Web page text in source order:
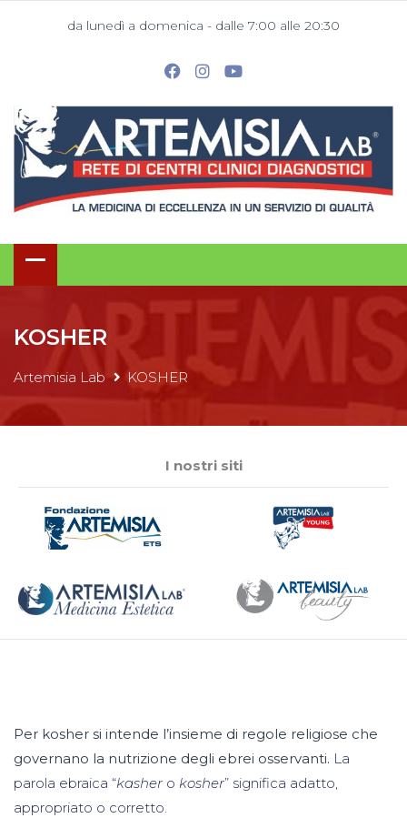
da lunedì a domenica - dalle 7:00 alle 20:30
KOSHER
Artemisia Lab KOSHER
I nostri siti
Per kosher si intende l’insieme di regole religiose che
governano la nutrizione degli ebrei osservanti. La
parola ebraica “kasher o kosher” significa adatto,
appropriato o corretto.